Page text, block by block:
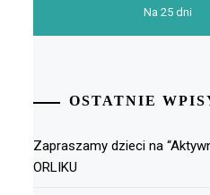
Na 25 dni
OSTATNIE
Zapraszamy dzieci na
ORLIKU